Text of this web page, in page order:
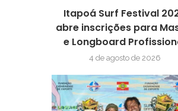
Itapoá Surf Festival
abre inscrições para
e Longboard
4 de agosto de 2026